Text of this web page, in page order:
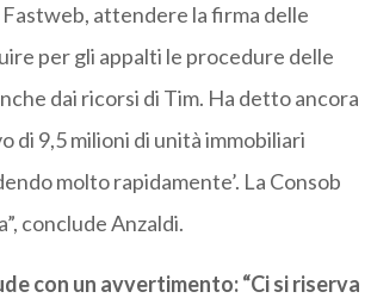
attendere la firma delle
per gli appalti le procedure delle
dai ricorsi di Tim. Ha detto ancora
di 9,5 milioni di unità immobiliari
molto rapidamente’. La Consob
conclude Anzaldi.
con un avvertimento: “Ci si riserva